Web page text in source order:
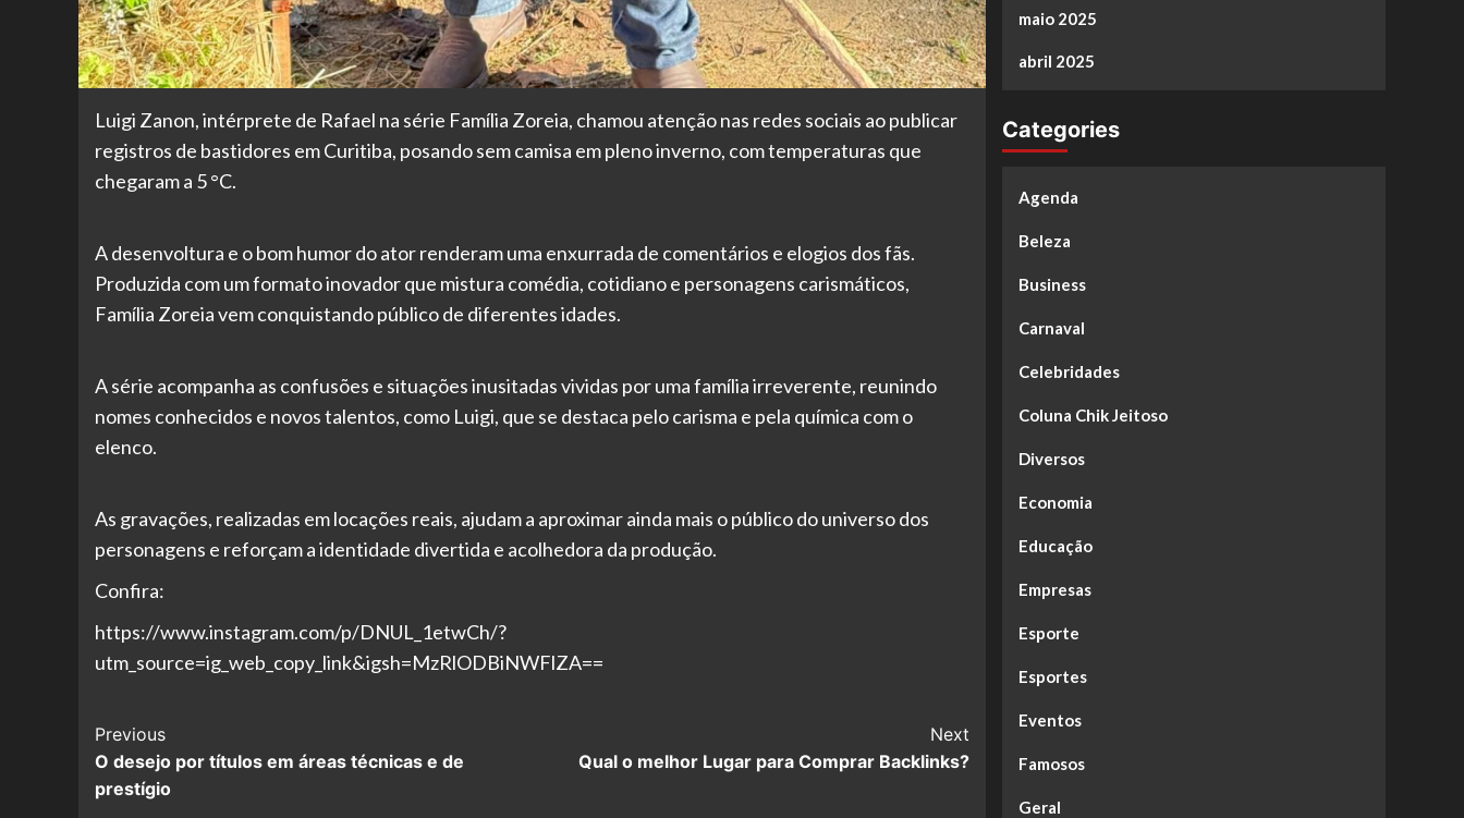
Luigi Zanon, intérprete de Rafael na série Família Zoreia, chamou atenção nas redes sociais ao publicar
registros de bastidores em Curitiba, posando sem camisa em pleno inverno, com temperaturas que
chegaram a 5 °C.
A desenvoltura e o bom humor do ator renderam uma enxurrada de comentários e elogios dos fãs.
Produzida com um formato inovador que mistura comédia, cotidiano e personagens carismáticos,
Família Zoreia vem conquistando público de diferentes idades.
A série acompanha as confusões e situações inusitadas vividas por uma família irreverente, reunindo
nomes conhecidos e novos talentos, como Luigi, que se destaca pelo carisma e pela química com o
elenco.
As gravações, realizadas em locações reais, ajudam a aproximar ainda mais o público do universo dos
personagens e reforçam a identidade divertida e acolhedora da produção.
Confira:
https://www.instagram.com/p/DNUL_1etwCh/?
utm_source=ig_web_copy_link&igsh=MzRlODBiNWFlZA==
Post
Navigation
Previous
O desejo por títulos em áreas técnicas e de
prestígio
Next
Qual o melhor Lugar para Comprar Backlinks?
maio 2025
abril 2025
Categories
Agenda
Beleza
Business
Carnaval
Celebridades
Coluna Chik Jeitoso
Diversos
Economia
Educação
Empresas
Esporte
Esportes
Eventos
Famosos
Geral